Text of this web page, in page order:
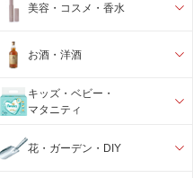
美容・コスメ・香水
お酒・洋酒
キッズ・ベビー・
マタニティ
花・ガーデン・DIY